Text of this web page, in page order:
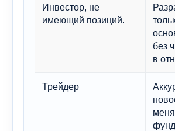
Инвестор, не
имеющий позиций.
без
в
Трейдер